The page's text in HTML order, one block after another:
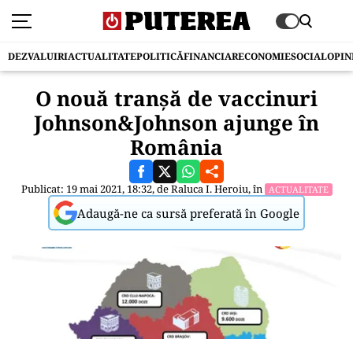
DEZVALUIRIACTUALITATEPOLITICĂFINANCIARECONOMIESOCIAL
O nouă tranșă de vaccinuri
Johnson&Johnson ajunge în
România
Publicat: 19 mai 2021, 18:32, deRaluca I. Heroiu, în ACTUALITATE
Adaugă-ne ca sursă preferată în Google